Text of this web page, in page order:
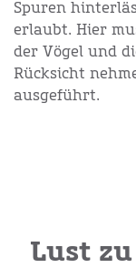
Spuren
erlaubt. Hier
der Vögel und
Rücksicht
ausgeführt.
Lust